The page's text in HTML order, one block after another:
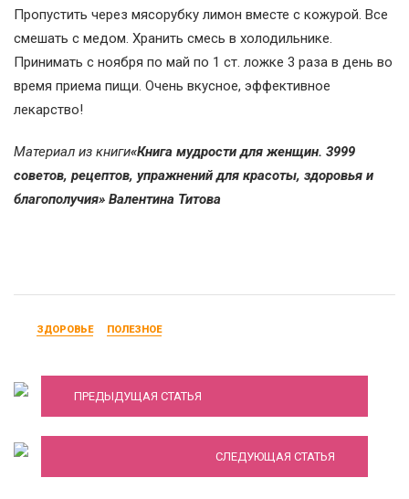
Пропустить через мясорубку лимон вместе с кожурой. Все
смешать с медом. Хранить смесь в холодильнике.
Принимать с ноября по май по 1 ст. ложке 3 раза в день во
время приема пищи. Очень вкусное, эффективное
лекарство!
Материал из книги«Книга мудрости для женщин. 3999
советов, рецептов, упражнений для красоты, здоровья и
благополучия» Валентина Титова
ЗДОРОВЬЕ ПОЛЕЗНОЕ
ПРЕДЫДУЩАЯ СТАТЬЯ
Нановен – все, что нудно знать об этом
средстве!
СЛЕДУЮЩАЯ СТАТЬЯ